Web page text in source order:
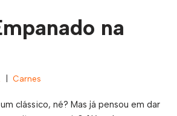
na
Carnes
clássico, né? Mas já pensou em dar